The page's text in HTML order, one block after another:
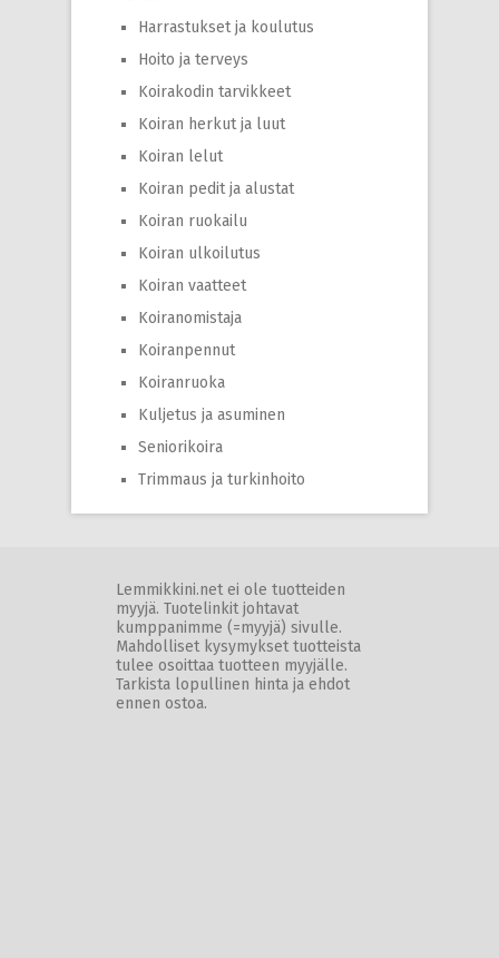
Harrastukset ja koulutus
Hoito ja terveys
Koirakodin tarvikkeet
Koiran herkut ja luut
Koiran lelut
Koiran pedit ja alustat
Koiran ruokailu
Koiran ulkoilutus
Koiran vaatteet
Koiranomistaja
Koiranpennut
Koiranruoka
Kuljetus ja asuminen
Seniorikoira
Trimmaus ja turkinhoito
Lemmikkini.net ei ole tuotteiden
myyjä. Tuotelinkit johtavat
kumppanimme (=myyjä) sivulle.
Mahdolliset kysymykset tuotteista
tulee osoittaa tuotteen myyjälle.
Tarkista lopullinen hinta ja ehdot
ennen ostoa.